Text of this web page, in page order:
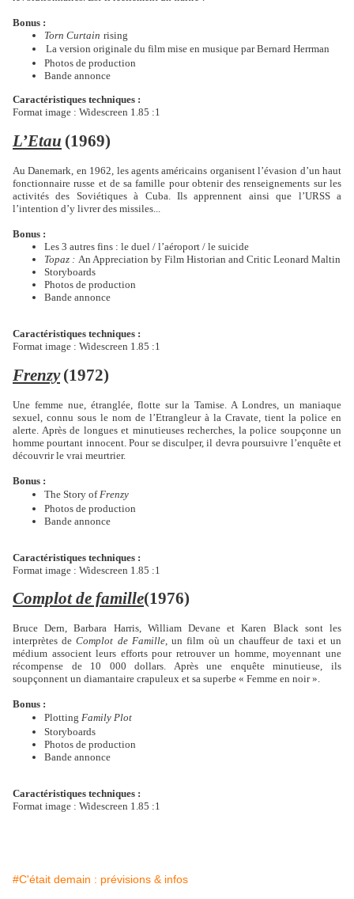
Bonus :
Torn Curtain rising
La version originale du film mise en musique par Bernard Herrman
Photos de production
Bande annonce
Caractéristiques techniques :
Format image : Widescreen 1.85 :1
L’Etau (1969)
Au Danemark, en 1962, les agents américains organisent l’évasion d’un haut
fonctionnaire russe et de sa famille pour obtenir des renseignements sur les
activités des Soviétiques à Cuba. Ils apprennent ainsi que l’URSS a
l’intention d’y livrer des missiles...
Bonus :
Les 3 autres fins : le duel / l’aéroport / le suicide
Topaz : An Appreciation by Film Historian and Critic Leonard Maltin
Storyboards
Photos de production
Bande annonce
Caractéristiques techniques :
Format image : Widescreen 1.85 :1
Frenzy (1972)
Une femme nue, étranglée, flotte sur la Tamise. A Londres, un maniaque
sexuel, connu sous le nom de l’Etrangleur à la Cravate, tient la police en
alerte. Après de longues et minutieuses recherches, la police soupçonne un
homme pourtant innocent. Pour se disculper, il devra poursuivre l’enquête et
découvrir le vrai meurtrier.
Bonus :
The Story of Frenzy
Photos de production
Bande annonce
Caractéristiques techniques :
Format image : Widescreen 1.85 :1
Complot de famille(1976)
Bruce Dern, Barbara Harris, William Devane et Karen Black sont les
interprètes deComplot de Famille, un film où un chauffeur de taxi et un
médium associent leurs efforts pour retrouver un homme, moyennant une
récompense de 10 000 dollars. Après une enquête minutieuse, ils
soupçonnent un diamantaire crapuleux et sa superbe « Femme en noir ».
Bonus :
Plotting Family Plot
Storyboards
Photos de production
Bande annonce
Caractéristiques techniques :
Format image : Widescreen 1.85 :1
#C'était demain : prévisions & infos